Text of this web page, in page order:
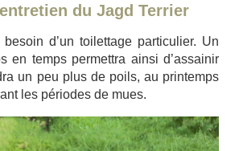
du Jagd Terrier
d’un toilettage particulier. Un
en temps permettra ainsi d’assainir
un peu plus de poils, au printemps
les périodes de mues.